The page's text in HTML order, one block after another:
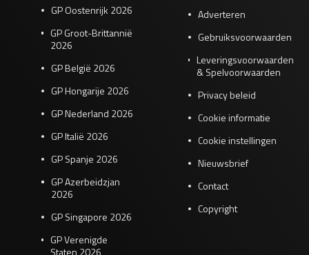
GP Oostenrijk 2026
GP Groot-Brittannië
2026
GP België 2026
GP Hongarije 2026
GP Nederland 2026
GP Italië 2026
GP Spanje 2026
GP Azerbeidzjan
2026
GP Singapore 2026
GP Verenigde
Adverteren
Gebruiksvoorwaarden
Leveringsvoorwaarden
& Spelvoorwaarden
Privacy beleid
Cookie informatie
Cookie instellingen
Nieuwsbrief
Contact
Copyright